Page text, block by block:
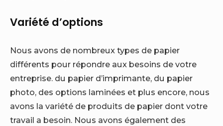
Variété d’options
Nous avons de nombreux types de papier
différents pour répondre aux besoins de votre
entreprise. du papier d’imprimante, du papier
photo, des options laminées et plus encore, nous
avons la variété de produits de papier dont votre
travail a besoin. Nous avons également des